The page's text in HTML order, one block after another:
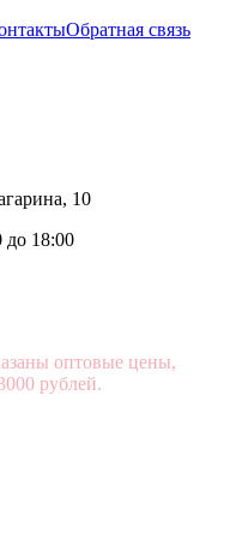
Обратная связь
10
до 18:00
оптовые цены,
рублей.